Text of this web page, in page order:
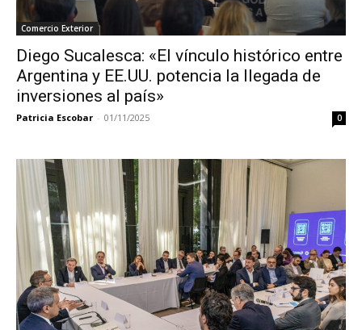
Comercio Exterior
Diego Sucalesca: «El vínculo histórico entre
Argentina y EE.UU. potencia la llegada de
inversiones al país»
Patricia Escobar - 01/11/2025 0